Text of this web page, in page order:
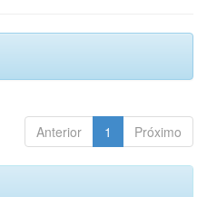
Anterior 1 Próximo